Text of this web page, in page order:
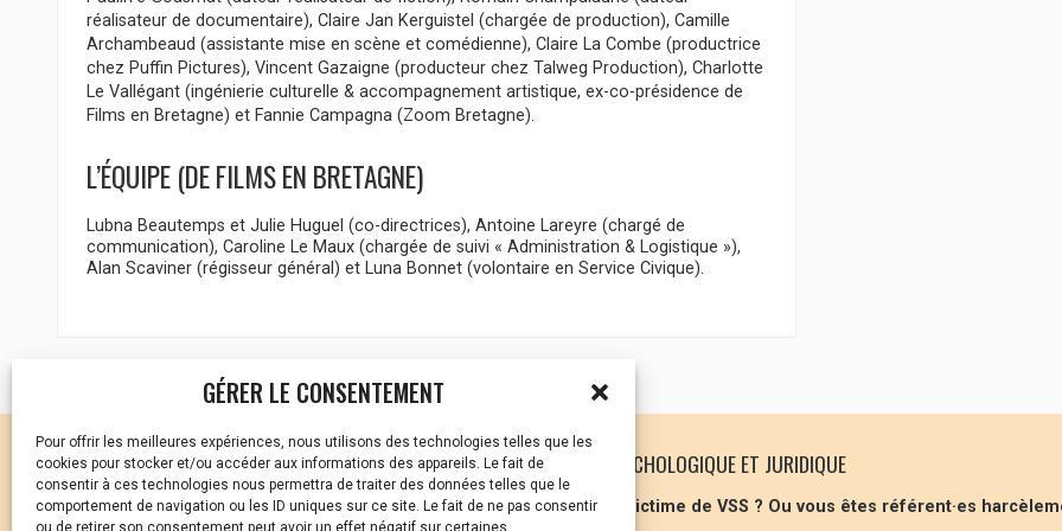
GÉRER LE CONSENTEMENT
Pour offrir les meilleures expériences, nous utilisons des technologies telles que les
cookies pour stocker et/ou accéder aux informations des appareils. Le fait de
consentir à ces technologies nous permettra de traiter des données telles que le
comportement de navigation ou les ID uniques sur ce site. Le fait de ne pas consentir
ou de retirer son consentement peut avoir un effet négatif sur certaines
réalisateur de documentaire), Claire Jan Kerguistel (chargée de production), Camille
Archambeaud (assistante mise en scène et comédienne), Claire La Combe (productrice
chez Puffin Pictures), Vincent Gazaigne (producteur chez Talweg Production), Charlotte
Le Vallégant (ingénierie culturelle & accompagnement artistique, ex-co-présidence de
Films en Bretagne) et Fannie Campagna (Zoom Bretagne).
L’ÉQUIPE (DE FILMS EN BRETAGNE)
Lubna Beautemps et Julie Huguel (co-directrices), Antoine Lareyre (chargé de
communication), Caroline Le Maux (chargée de suivi « Administration & Logistique »),
Alan Scaviner (régisseur général) et Luna Bonnet (volontaire en Service Civique).
CELLULE D’ÉCOUTE ET DE SOUTIEN PSYCHOLOGIQUE ET JURIDIQUE
Vous avez été témoin ou vous êtes victime de VSS ? Ou vous êtes référent·es